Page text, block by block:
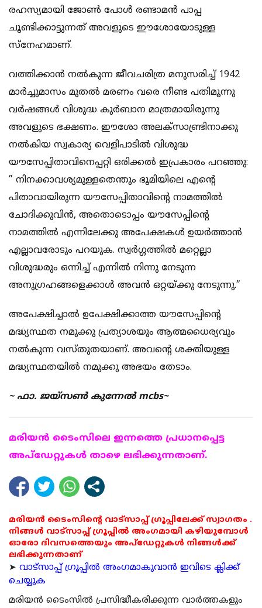
രഹസ്യമായി ജോൺ പോൾ രണ്ടാമൻ പാപ്പ
ചൂണ്ടിക്കാട്ടുന്നത് അവളുടെ ഈശോയോടുള്ള
സ്നേഹമാണ്.
വത്തിക്കാൻ നൽകുന്ന ജീവചരിത്ര മനുസരിച്ച് 1942
മാർച്ചുമാസം മുതൽ മരണം വരെ നീണ്ട പതിമൂന്നു
വർഷങ്ങൾ വിശുദ്ധ കുർബാന മാത്രമായിരുന്നു
അവളുടെ ഭക്ഷണം. ഈശോ അലക്സാണ്ട്രിനാക്കു
നൽകിയ സ്വകാര്യ വെളിപാടിൽ വിശുദ്ധ
യൗസേപ്പിതാവിനെപ്പറ്റി ഒരിക്കൽ ഇപ്രകാരം പറഞ്ഞു:
” നിനക്കാവശ്യമുള്ളതെന്തും ഭൂമിയിലെ എൻ്റെ
പിതാവായിരുന്ന യൗസേപ്പിതാവിൻ്റെ നാമത്തിൽ
ചോദിക്കുവിൻ, അതൊടൊപ്പം യൗസേപ്പിൻ്റെ
നാമത്തിൽ എന്നിലേക്കു അപേക്ഷകൾ ഉയർത്താൻ
എല്ലാവരോടും പറയുക. സ്വർഗ്ഗത്തിൽ മറ്റെല്ലാ
വിശുദ്ധരും ഒന്നിച്ച് എന്നിൽ നിന്നു നേടുന്ന
അനുഗ്രഹങ്ങളെക്കാൾ അവൻ ഒറ്റയ്ക്കു നേടുന്നു.”
അപേക്ഷിച്ചാൽ ഉപേക്ഷിക്കാത്ത യൗസേപ്പിൻ്റെ
മദ്ധ്യസ്ഥത നമുക്കു പ്രത്യാശയും ആത്മധൈര്യവും
നൽകുന്ന വസ്തുതയാണ്. അവൻ്റെ ശക്തിയുള്ള
മദ്ധ്യസ്ഥതയിൽ നമുക്കു അഭയം തേടാം.
~ ഫാ. ജയ്സൺ കുന്നേൽ mcbs~
മരിയന്‍ ടൈംസിലെ ഇന്നത്തെ പ്രധാനപ്പെട്ട
അപ്ഡേറ്റുകള്‍ താഴെ ലഭിക്കുന്നതാണ്.
മരിയൻ ടൈംസിന്റെ വാട്സാപ്പ് ഗ്രൂപ്പിലേക്ക് സ്വാഗതം .
നിങ്ങൾ വാട്സാപ്പ് ഗ്രൂപ്പിൽ അംഗമായി കഴിയുമ്പോൾ
ഓരോ ദിവസത്തെയും അപ്ഡേറ്റുകൾ നിങ്ങൾക്ക്
ലഭിക്കുന്നതാണ്
➤ വാട്സാപ്പ് ഗ്രൂപ്പിൽ അംഗമാകുവാൻ ഇവിടെ ക്ലിക്ക്
ചെയ്യുക
മരിയന്‍ ടൈംസില്‍ പ്രസിദ്ധീകരിക്കുന്ന വാര്‍ത്തകളും